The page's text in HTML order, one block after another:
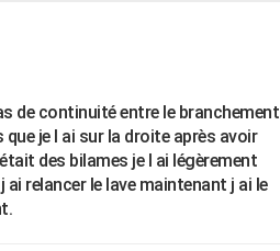
de continuité entre le branchement
je l ai sur la droite après avoir
des bilames je l ai légèrement
relancer le lave maintenant j ai le